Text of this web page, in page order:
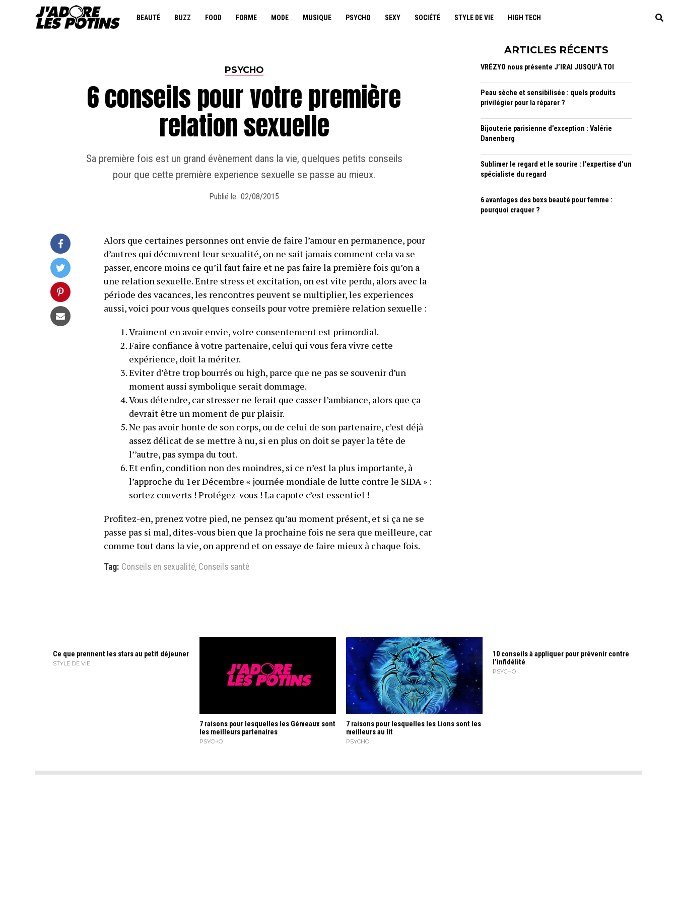
BEAUTÉ BUZZ FOOD FORME MODE MUSIQUE PSYCHO SEXY SOCIÉTÉ STYLE DE VIE HIGH TECH
PSYCHO
6 conseils pour votre première
relation sexuelle
Sa première fois est un grand évènement dans la vie, quelques petits conseils
pour que cette première experience sexuelle se passe au mieux.
Publié le 02/08/2015
Alors que certaines personnes ont envie de faire l’amour en permanence, pour
d’autres qui découvrent leur sexualité, on ne sait jamais comment cela va se
passer, encore moins ce qu’il faut faire et ne pas faire la première fois qu’on a
une relation sexuelle. Entre stress et excitation, on est vite perdu, alors avec la
période des vacances, les rencontres peuvent se multiplier, les experiences
aussi, voici pour vous quelques conseils pour votre première relation sexuelle :
Vraiment en avoir envie, votre consentement est primordial.
Faire confiance à votre partenaire, celui qui vous fera vivre cette
expérience, doit la mériter.
Eviter d’être trop bourrés ou high, parce que ne pas se souvenir d’un
moment aussi symbolique serait dommage.
Vous détendre, car stresser ne ferait que casser l’ambiance, alors que ça
devrait être un moment de pur plaisir.
Ne pas avoir honte de son corps, ou de celui de son partenaire, c’est déjà
assez délicat de se mettre à nu, si en plus on doit se payer la tête de
l’’autre, pas sympa du tout.
Et enfin, condition non des moindres, si ce n’est la plus importante, à
l’approche du 1er Décembre « journée mondiale de lutte contre le SIDA » :
sortez couverts ! Protégez-vous ! La capote c’est essentiel !
Profitez-en, prenez votre pied, ne pensez qu’au moment présent, et si ça ne se
passe pas si mal, dites-vous bien que la prochaine fois ne sera que meilleure, car
comme tout dans la vie, on apprend et on essaye de faire mieux à chaque fois.
Tag: Conseils en sexualité, Conseils santé
ARTICLES RÉCENTS
VRÉZYO nous présente J’IRAI JUSQU’À TOI
Peau sèche et sensibilisée : quels produits
privilégier pour la réparer ?
Bijouterie parisienne d’exception : Valérie
Danenberg
Sublimer le regard et le sourire : l’expertise d’un
spécialiste du regard
6 avantages des boxs beauté pour femme :
pourquoi craquer ?
Ce que prennent les stars au petit déjeuner
STYLE DE VIE
7 raisons pour lesquelles les Gémeaux sont
les meilleurs partenaires
PSYCHO
7 raisons pour lesquelles les Lions sont les
meilleurs au lit
PSYCHO
10 conseils à appliquer pour prévenir contre
l’infidélité
PSYCHO